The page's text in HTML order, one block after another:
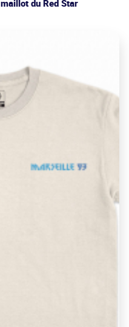
maillot du Red Star